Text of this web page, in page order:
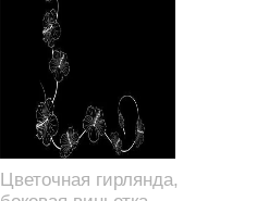
Цветочная гирлянда,